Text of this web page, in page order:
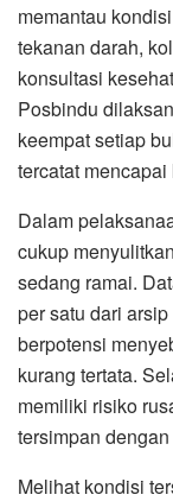
memantau
tekanan darah,
konsultasi
Posbindu
keempat setiap
tercatat
Dalam
cukup
sedang ramai.
per satu dari
berpotensi
kurang tertata.
memiliki risiko
tersimpan
Melihat kondisi